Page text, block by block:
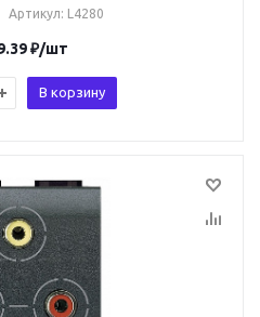
Артикул: L4280
₽/шт
В корзину